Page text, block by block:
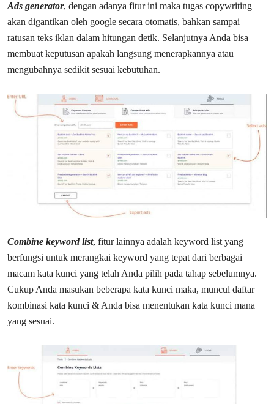
Ads generator, dengan adanya fitur ini maka tugas copywriting
akan digantikan oleh google secara otomatis, bahkan sampai
ratusan teks iklan dalam hitungan detik. Selanjutnya Anda bisa
membuat keputusan apakah langsung menerapkannya atau
mengubahnya sedikit sesuai kebutuhan.
Combine keyword list, fitur lainnya adalah keyword list yang
berfungsi untuk merangkai keyword yang tepat dari berbagai
macam kata kunci yang telah Anda pilih pada tahap sebelumnya.
Cukup Anda masukan beberapa kata kunci maka, muncul daftar
kombinasi kata kunci & Anda bisa menentukan kata kunci mana
yang sesuai.